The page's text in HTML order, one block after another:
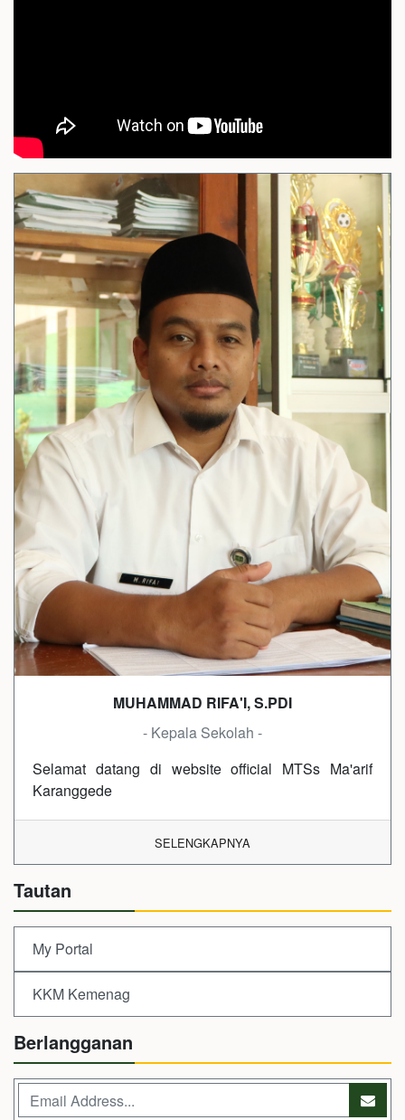
MUHAMMAD RIFA'I, S.PDI
- Kepala Sekolah -
Selamat datang di website official MTSs Ma'arif
Karanggede
SELENGKAPNYA
Tautan
My Portal
KKM Kemenag
Berlangganan